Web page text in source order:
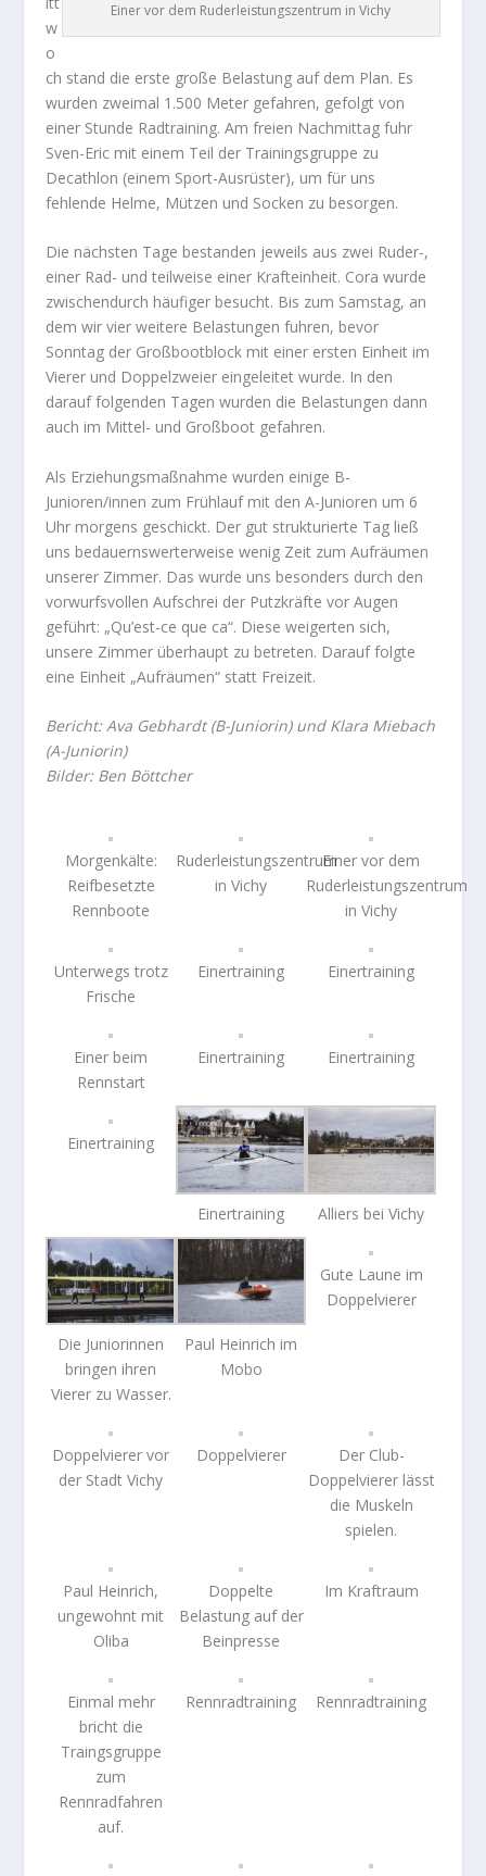
Einer vor dem Ruderleistungszentrum in Vichy
w
o
ch stand die erste große Belastung auf dem Plan. Es
wurden zweimal 1.500 Meter gefahren, gefolgt von
einer Stunde Radtraining. Am freien Nachmittag fuhr
Sven-Eric mit einem Teil der Trainingsgruppe zu
Decathlon (einem Sport-Ausrüster), um für uns
fehlende Helme, Mützen und Socken zu besorgen.
Die nächsten Tage bestanden jeweils aus zwei Ruder-,
einer Rad- und teilweise einer Krafteinheit. Cora wurde
zwischendurch häufiger besucht. Bis zum Samstag, an
dem wir vier weitere Belastungen fuhren, bevor
Sonntag der Großbootblock mit einer ersten Einheit im
Vierer und Doppelzweier eingeleitet wurde. In den
darauf folgenden Tagen wurden die Belastungen dann
auch im Mittel- und Großboot gefahren.
Als Erziehungsmaßnahme wurden einige B-
Junioren/innen zum Frühlauf mit den A-Junioren um 6
Uhr morgens geschickt. Der gut strukturierte Tag ließ
uns bedauernswerterweise wenig Zeit zum Aufräumen
unserer Zimmer. Das wurde uns besonders durch den
vorwurfsvollen Aufschrei der Putzkräfte vor Augen
geführt: „Qu’est-ce que ca“. Diese weigerten sich,
unsere Zimmer überhaupt zu betreten. Darauf folgte
eine Einheit „Aufräumen“ statt Freizeit.
Bericht: Ava Gebhardt (B-Juniorin) und Klara Miebach
(A-Juniorin)
Bilder: Ben Böttcher
Morgenkälte:
Reifbesetzte
Rennboote
Ruderleistungszentrum
in Vichy
Einer vor dem
Ruderleistungszentrum
in Vichy
Unterwegs trotz
Frische
Einertraining Einertraining
Einer beim
Rennstart
Einertraining Einertraining
Einertraining
Einertraining Alliers bei Vichy
Die Juniorinnen
bringen ihren
Vierer zu Wasser.
Paul Heinrich im
Mobo
Gute Laune im
Doppelvierer
Doppelvierer vor
der Stadt Vichy
Doppelvierer
Der Club-
Doppelvierer lässt
die Muskeln
spielen.
Paul Heinrich,
ungewohnt mit
Oliba
Doppelte
Belastung auf der
Beinpresse
Im Kraftraum
Einmal mehr
bricht die
Traingsgruppe
zum
Rennradfahren
auf.
Rennradtraining Rennradtraining